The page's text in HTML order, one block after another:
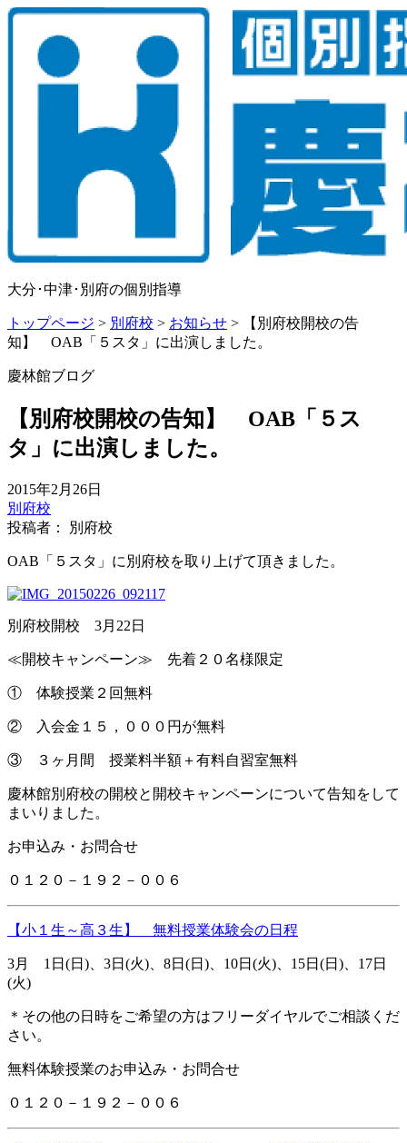
大分･中津･別府の個別指導
トップページ > 別府校 > お知らせ >
【別府校開校の告
知】 OAB「５スタ」に出演しました。
慶林館ブログ
【別府校開校の告知】 OAB「５ス
タ」に出演しました。
2015年2月26日
別府校
投稿者： 別府校
OAB「５スタ」に別府校を取り上げて頂きました。
別府校開校 3月22日
≪開校キャンペーン≫ 先着２０名様限定
① 体験授業２回無料
② 入会金１５，０００円が無料
③ ３ヶ月間 授業料半額＋有料自習室無料
慶林館別府校の開校と開校キャンペーンについて告知をして
まいりました。
お申込み・お問合せ
０１２０－１９２－００６
【小１生～高３生】 無料授業体験会の日程
3月 1日(日)、3日(火)、8日(日)、10日(火)、15日(日)、17日
(火)
＊その他の日時をご希望の方はフリーダイヤルでご相談くだ
さい。
無料体験授業のお申込み・お問合せ
０１２０－１９２－００６